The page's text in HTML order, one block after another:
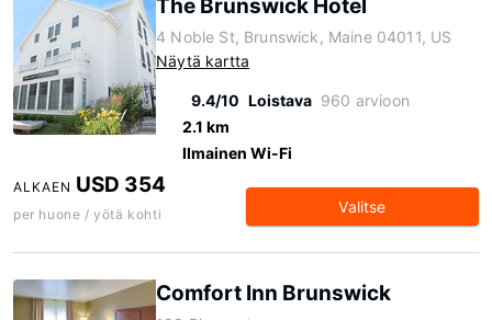
The Brunswick Hotel
4 Noble St, Brunswick, Maine 04011, US
Näytä kartta
9.4/10 Loistava 960 arvioon
2.1 km
Ilmainen Wi-Fi
ALKAEN USD 354
per huone / yötä kohti Valitse
Comfort Inn Brunswick